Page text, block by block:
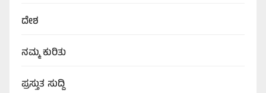
ದೇಶ
ನಮ್ಮ ಕುರಿತು
ಪ್ರಸ್ತುತ ಸುದ್ದಿ